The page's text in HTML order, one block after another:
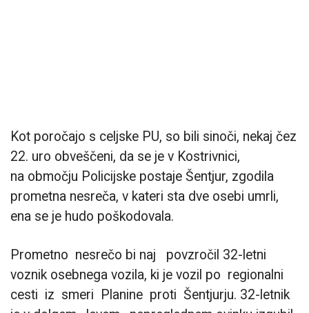
Kot poročajo s celjske PU, so bili sinoči, nekaj čez
22. uro obveščeni, da se je v Kostrivnici,
na območju Policijske postaje Šentjur, zgodila
prometna nesreča, v kateri sta dve osebi umrli,
ena se je hudo poškodovala.
Prometno nesrečo bi naj povzročil 32-letni
voznik osebnega vozila, ki je vozil po regionalni
cesti iz smeri Planine proti Šentjurju. 32-letnik